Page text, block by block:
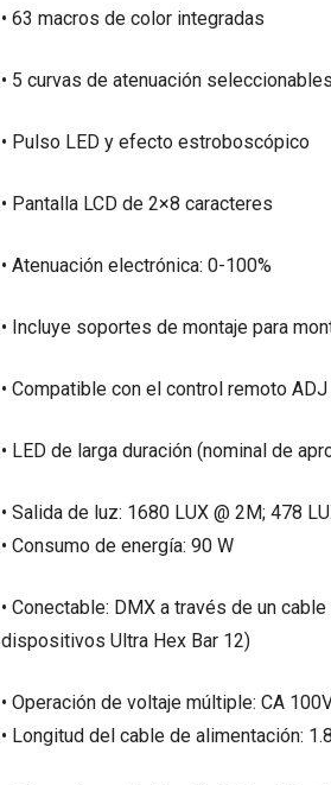
• 63 macros de color integradas
• 5 curvas de atenuación
• Pulso LED y efecto estroboscópico
• Pantalla LCD de 2×8 caracteres
• Atenuación electrónica: 0-100%
• Incluye soportes de montaje para
• Compatible con el control remoto
• LED de larga duración (nominal de
• Salida de luz: 1680 LUX @ 2M; 478
• Consumo de energía: 90 W
• Conectable: DMX a través de un
dispositivos Ultra Hex Bar 12)
• Operación de voltaje múltiple: CA
• Longitud del cable de alimentación: